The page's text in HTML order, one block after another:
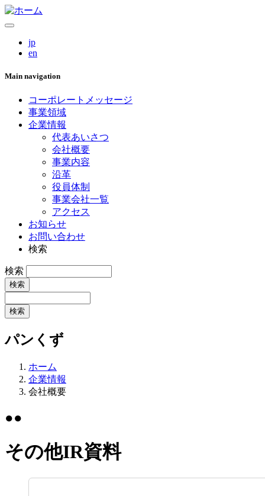
jp
en
Main navigation
コーポレートメッセージ
事業領域
企業情報
代表あいさつ
会社概要
事業内容
沿革
役員体制
事業会社一覧
アクセス
お知らせ
お問い合わせ
検索
検索
パンくず
ホーム
企業情報
会社概要
●●
その他IR資料